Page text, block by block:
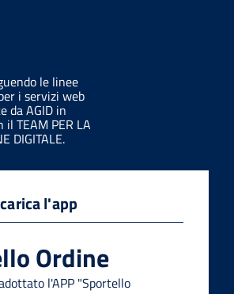
le linee
i servizi web
da AGID in
TEAM PER LA
DIGITALE.
l'app
Ordine
l'APP "Sportello